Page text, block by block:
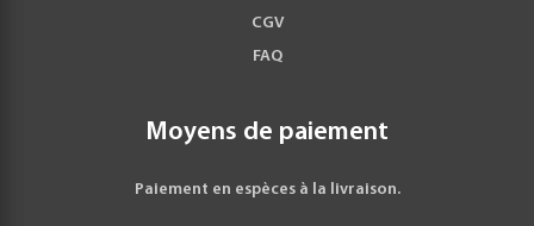
CGV
FAQ
Moyens de paiement
Paiement en espèces à la livraison.